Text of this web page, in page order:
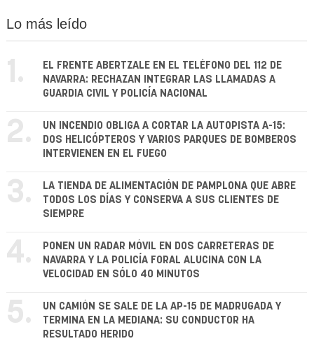
Lo más leído
1.
EL FRENTE ABERTZALE EN EL TELÉFONO DEL 112 DE
NAVARRA: RECHAZAN INTEGRAR LAS LLAMADAS A
GUARDIA CIVIL Y POLICÍA NACIONAL
2.
UN INCENDIO OBLIGA A CORTAR LA AUTOPISTA A-15:
DOS HELICÓPTEROS Y VARIOS PARQUES DE BOMBEROS
INTERVIENEN EN EL FUEGO
3.
LA TIENDA DE ALIMENTACIÓN DE PAMPLONA QUE ABRE
TODOS LOS DÍAS Y CONSERVA A SUS CLIENTES DE
SIEMPRE
4.
PONEN UN RADAR MÓVIL EN DOS CARRETERAS DE
NAVARRA Y LA POLICÍA FORAL ALUCINA CON LA
VELOCIDAD EN SÓLO 40 MINUTOS
5.
UN CAMIÓN SE SALE DE LA AP-15 DE MADRUGADA Y
TERMINA EN LA MEDIANA: SU CONDUCTOR HA
RESULTADO HERIDO